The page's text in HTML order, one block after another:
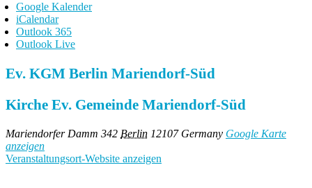
Google Kalender
iCalendar
Outlook 365
Outlook Live
Ev. KGM Berlin Mariendorf-Süd
Kirche Ev. Gemeinde Mariendorf-Süd
Mariendorfer Damm 342 Berlin 12107 Germany Google Karte
anzeigen
Veranstaltungsort-Website anzeigen